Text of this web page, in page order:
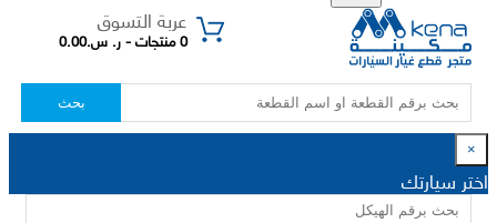
عربة التسوق
0 منتجات - ر. س.0.00
بحث
×
اختر سيارتك